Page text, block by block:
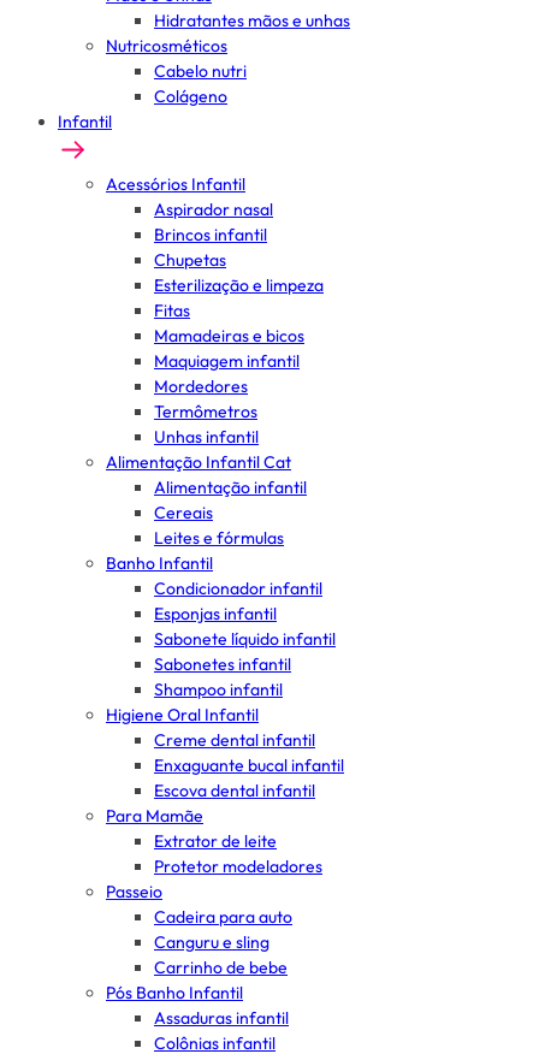
Hidratantes mãos e unhas
Nutricosméticos
Cabelo nutri
Colágeno
Infantil
Acessórios Infantil
Aspirador nasal
Brincos infantil
Chupetas
Esterilização e limpeza
Fitas
Mamadeiras e bicos
Maquiagem infantil
Mordedores
Termômetros
Unhas infantil
Alimentação Infantil Cat
Alimentação infantil
Cereais
Leites e fórmulas
Banho Infantil
Condicionador infantil
Esponjas infantil
Sabonete líquido infantil
Sabonetes infantil
Shampoo infantil
Higiene Oral Infantil
Creme dental infantil
Enxaguante bucal infantil
Escova dental infantil
Para Mamãe
Extrator de leite
Protetor modeladores
Passeio
Cadeira para auto
Canguru e sling
Carrinho de bebe
Pós Banho Infantil
Assaduras infantil
Colônias infantil